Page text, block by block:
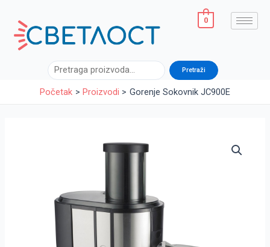
sadržaj
0
Pretraga Pretraži
Početak Proizvodi Gorenje Sokovnik JC900E